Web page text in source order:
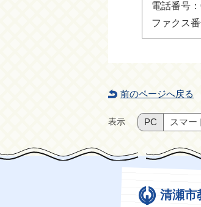
電話番号
ファクス
前のページへ戻る
表示 PC スマー
清瀬市